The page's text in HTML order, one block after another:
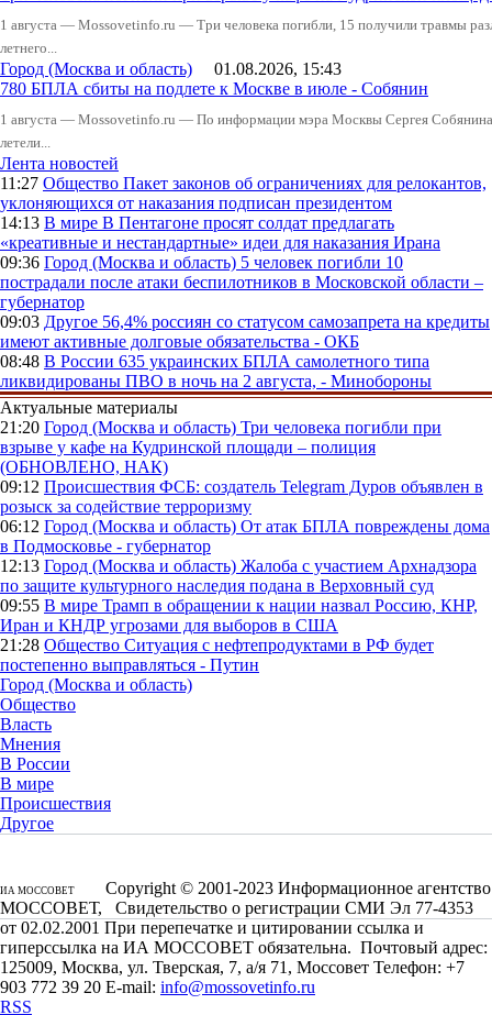
1 августа — Mossovetinfo.ru — Три человека погибли, 15 получили травмы
летнего...
Город (Москва и область) 01.08.2026, 15:43
780 БПЛА сбиты на подлете к Москве в июле - Собянин
1 августа — Mossovetinfo.ru — По информации мэра Москвы Сергея
летели...
Лента новостей
11:27 Общество Пакет законов об ограничениях для релокантов,
уклоняющихся от наказания подписан президентом
14:13 В мире В Пентагоне просят солдат предлагать
«креативные и нестандартные» идеи для наказания Ирана
09:36 Город (Москва и область) 5 человек погибли 10
пострадали после атаки беспилотников в Московской области –
губернатор
09:03 Другое 56,4% россиян со статусом самозапрета на кредиты
имеют активные долговые обязательства - ОКБ
08:48 В России 635 украинских БПЛА самолетного типа
ликвидированы ПВО в ночь на 2 августа, - Минобороны
Актуальные материалы
21:20 Город (Москва и область) Три человека погибли при
взрыве у кафе на Кудринской площади – полиция
(ОБНОВЛЕНО, НАК)
09:12 Происшествия ФСБ: создатель Telegram Дуров объявлен в
розыск за содействие терроризму
06:12 Город (Москва и область) От атак БПЛА повреждены дома
в Подмосковье - губернатор
12:13 Город (Москва и область) Жалоба с участием Архнадзора
по защите культурного наследия подана в Верховный суд
09:55 В мире Трамп в обращении к нации назвал Россию, КНР,
Иран и КНДР угрозами для выборов в США
21:28 Общество Ситуация с нефтепродуктами в РФ будет
постепенно выправляться - Путин
Город (Москва и область)
Общество
Власть
Мнения
В России
В мире
Происшествия
Другое
ИА МОССОВЕТ
Copyright © 2001-2023 Информационное агентство
МОССОВЕТ, Свидетельство о регистрации СМИ Эл 77-4353
от 02.02.2001 При перепечатке и цитировании ссылка и
гиперссылка на ИА МОССОВЕТ обязательна. Почтовый адрес:
125009, Москва, ул. Тверская, 7, а/я 71, Моссовет Телефон: +7
903 772 39 20 E-mail: info@mossovetinfo.ru
RSS